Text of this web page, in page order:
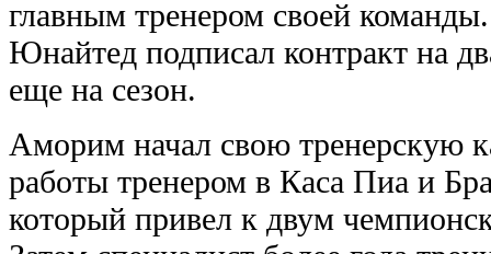
главным тренером своей
Юнайтед подписал контракт на
еще на сезон.
Аморим начал свою тренерскую
работы тренером в Каса Пиа и
который привел к двум